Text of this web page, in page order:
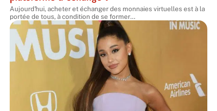
Aujourd'hui, acheter et échanger des monnaies virtuelles est à la
portée de tous, à condition de se former…